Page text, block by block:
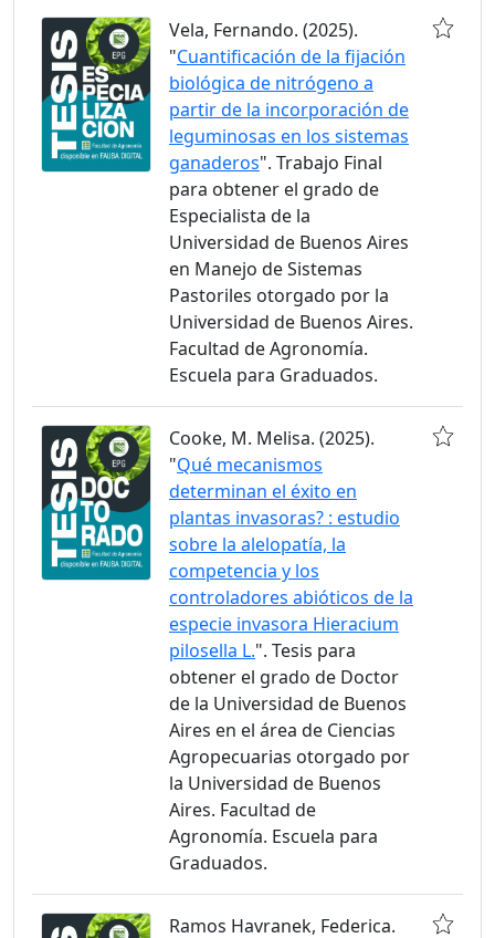
Vela, Fernando. (2025).
"Cuantificación de la fijación
biológica de nitrógeno a
partir de la incorporación de
leguminosas en los sistemas
ganaderos". Trabajo Final
para obtener el grado de
Especialista de la
Universidad de Buenos Aires
en Manejo de Sistemas
Pastoriles otorgado por la
Universidad de Buenos Aires.
Facultad de Agronomía.
Escuela para Graduados.
Cooke, M. Melisa. (2025).
"Qué mecanismos
determinan el éxito en
plantas invasoras? : estudio
sobre la alelopatía, la
competencia y los
controladores abióticos de la
especie invasora Hieracium
pilosella L.". Tesis para
obtener el grado de Doctor
de la Universidad de Buenos
Aires en el área de Ciencias
Agropecuarias otorgado por
la Universidad de Buenos
Aires. Facultad de
Agronomía. Escuela para
Graduados.
Ramos Havranek, Federica.